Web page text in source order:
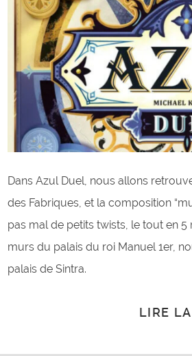
Dans Azul Duel, nous allons
des Fabriques, et la composition
pas mal de petits twists, le tout en
murs du palais du roi Manuel 1er,
palais de Sintra.
LIRE